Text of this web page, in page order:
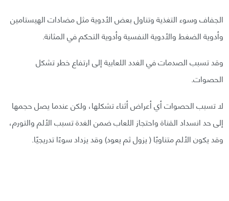
الجفاف وسوء التغذية وتناول بعض الأدوية مثل مضادات الهيستامين
وأدوية الضغط والأدوية النفسية وأدوية التحكم في المثانة.
وقد تسبب الصدمات في الغدد اللعابية إلى ارتفاع خطر تشكل
الحصوات.
لا تسبب الحصوات أي أعراض أثناء تشكلها، ولكن عندما يصل حجمها
إلى حد انسداد القناة واحتجاز اللعاب ضمن الغدة تسبب الألم والتورم،
وقد يكون الألم متناوبًا ( يزول ثم يعود) وقد يزداد سوءًا تدريجيًا.